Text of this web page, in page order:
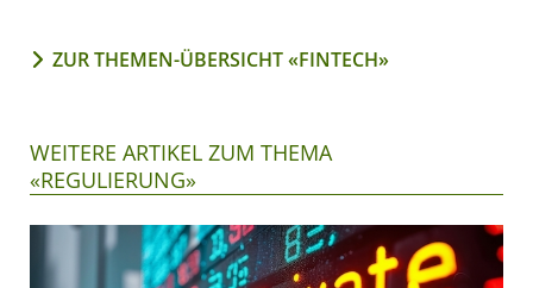
ZUR THEMEN-ÜBERSICHT «FINTECH»
WEITERE ARTIKEL ZUM THEMA
«REGULIERUNG»